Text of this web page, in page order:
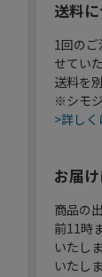
送料
1回の
せてい
送料を
※シモ
>詳し
お届
商品の
前11時
いたし
いたし